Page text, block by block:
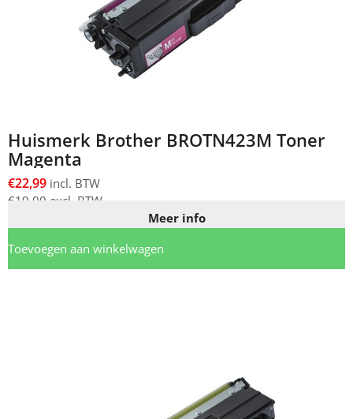
Huismerk Brother BROTN423M Toner
Magenta
€22,99 incl. BTW
€19,00 excl. BTW
Meer info
Toevoegen aan winkelwagen